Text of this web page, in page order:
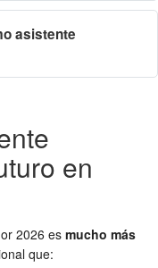
asistente
en
2026 es mucho más
que: